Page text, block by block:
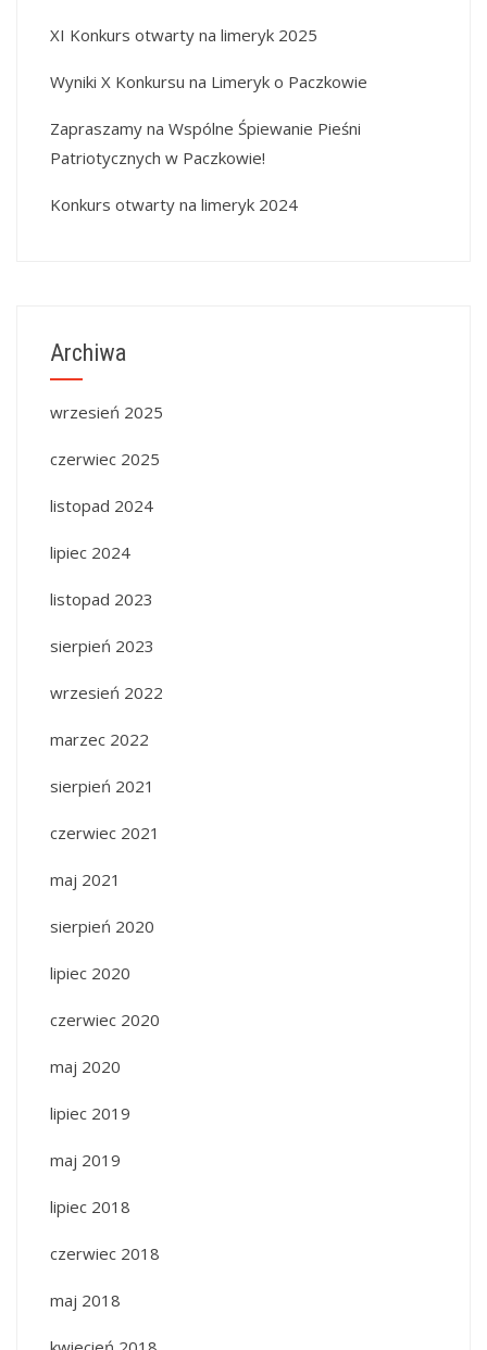
XI Konkurs otwarty na limeryk 2025
Wyniki X Konkursu na Limeryk o Paczkowie
Zapraszamy na Wspólne Śpiewanie Pieśni
Patriotycznych w Paczkowie!
Konkurs otwarty na limeryk 2024
Archiwa
wrzesień 2025
czerwiec 2025
listopad 2024
lipiec 2024
listopad 2023
sierpień 2023
wrzesień 2022
marzec 2022
sierpień 2021
czerwiec 2021
maj 2021
sierpień 2020
lipiec 2020
czerwiec 2020
maj 2020
lipiec 2019
maj 2019
lipiec 2018
czerwiec 2018
maj 2018